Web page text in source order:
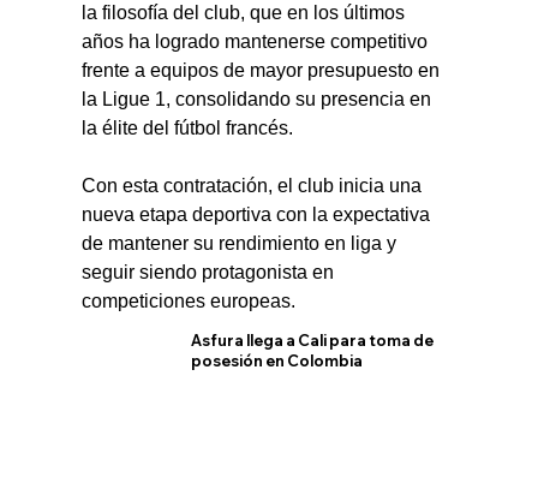
la filosofía del club, que en los últimos
años ha logrado mantenerse competitivo
frente a equipos de mayor presupuesto en
la Ligue 1, consolidando su presencia en
la élite del fútbol francés.
Con esta contratación, el club inicia una
nueva etapa deportiva con la expectativa
de mantener su rendimiento en liga y
seguir siendo protagonista en
competiciones europeas.
Asfura llega a Cali para toma de
posesión en Colombia